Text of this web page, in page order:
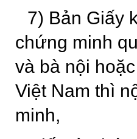
7) Bản Giấy
chứng minh
và bà nội
Việt Nam thì
minh,